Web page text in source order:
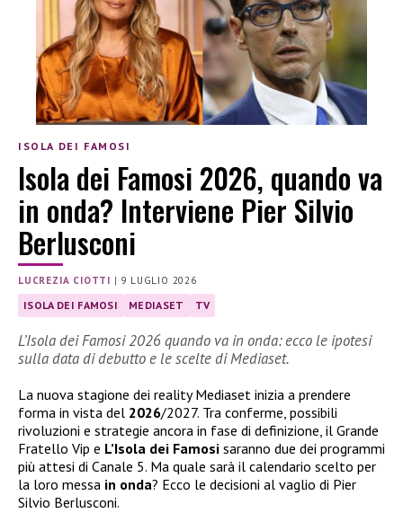
ISOLA DEI FAMOSI
Isola dei Famosi 2026, quando va
in onda? Interviene Pier Silvio
Berlusconi
LUCREZIA CIOTTI | 9 LUGLIO 2026
ISOLA DEI FAMOSI MEDIASET TV
L’Isola dei Famosi 2026 quando va in onda: ecco le ipotesi
sulla data di debutto e le scelte di Mediaset.
La nuova stagione dei reality Mediaset inizia a prendere
forma in vista del 2026/2027. Tra conferme, possibili
rivoluzioni e strategie ancora in fase di definizione, il Grande
Fratello Vip e L’Isola dei Famosi saranno due dei programmi
più attesi di Canale 5. Ma quale sarà il calendario scelto per
la loro messa in onda? Ecco le decisioni al vaglio di Pier
Silvio Berlusconi.